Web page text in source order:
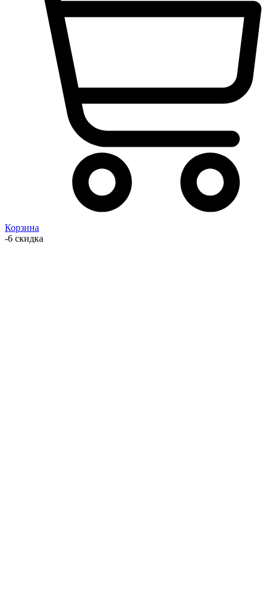
Корзина
-6 скидка